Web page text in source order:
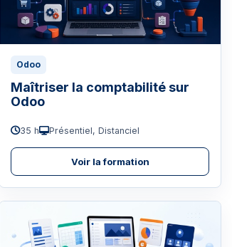
Odoo
Maîtriser la comptabilité sur
Odoo
35 h Présentiel, Distanciel
Voir la formation